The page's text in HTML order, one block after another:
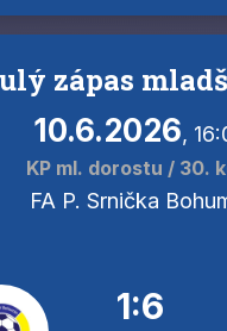
zápas
10.6.2026,
KP ml. dorostu / 30.
FA P. Srnička
1:6